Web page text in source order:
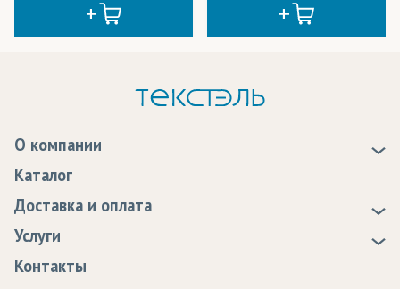
О компании
Статьи
Программа лояльности
Сертификаты качества
Каталог
Доставка и оплата
Доставка
Оплата
Услуги
Образцы
Контакты